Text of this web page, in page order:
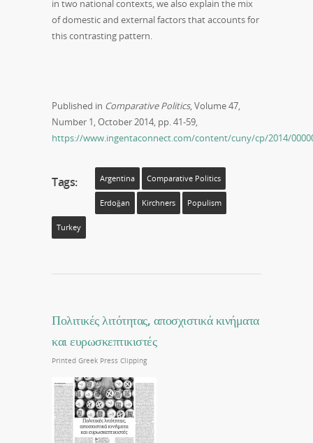
in two national contexts, we also explain the mix
of domestic and external factors that accounts for
this contrasting pattern.
Published in Comparative Politics, Volume 47,
Number 1, October 2014, pp. 41-59,
https://www.ingentaconnect.com/content/cuny/cp/2014/
Tags: Argentina Comparative Politics
Erdoğan Kirchners Populism
Turkey
Πολιτικές λιτότητας, αποσχιστικά κινήματα
και ευρωσκεπτικιστές
Printed Greek Press Clipping